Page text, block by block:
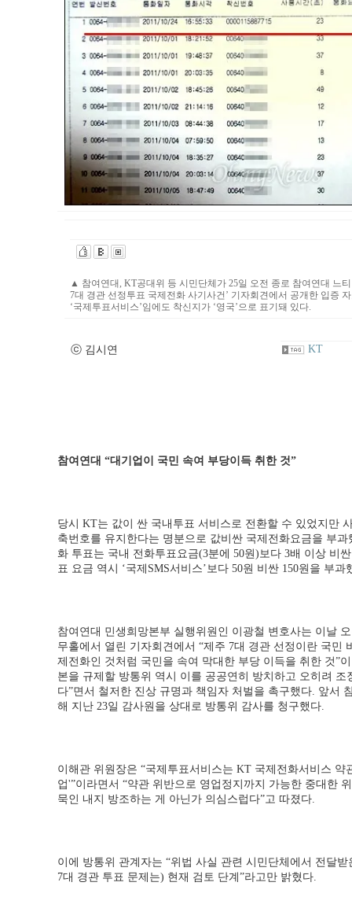
▲ 참여연대, KT공대위 등 시민단체가 25일 오전 종로 참여연대 느
7대 경관 선정투표 국제전화 사기사건’ 기자회견에서 공개한 입증
‘국제투표서비스’임에도 착신지가 ‘영국’으로 표기돼 있다.
ⓒ 김시연 KT
참여연대 “대기업이 국민 속여 부당이득 취한 것”
당시 KT는 값이 싼 국내투표 서비스로 전환할 수 있었지만
축번호를 유지한다는 명분으로 값비싼 국제전화요금을 부
화 투표는 국내 전화투표요금(3분에 50원)보다 3배 이상 비
표 요금 역시 ‘국제SMS서비스’보다 50원 비싼 150원을 부과
참여연대 민생희망본부 실행위원인 이광철 변호사는 이날
무홀에서 열린 기자회견에서 “제주 7대 경관 선정이란 국민
제전화인 것처럼 국민을 속여 막대한 부당 이득을 취한 것”
본을 규제할 방통위 역시 이를 공공연히 방치하고 오히려 조
다”면서 철저한 진상 규명과 책임자 처벌을 촉구했다. 앞서
해 지난 23일 감사원을 상대로 방통위 감사를 청구했다.
이해관 위원장은 “국제투표서비스는 KT 국제전화서비스 약
업'”이라면서 “약관 위반으로 영업정지까지 가능한 중대한
묵인 내지 방조하는 게 아닌가 의심스럽다”고 따졌다.
이에 방통위 관계자는 “위법 사실 관련 시민단체에서 전달
7대 경관 투표 문제는) 현재 검토 단계”라고만 밝혔다.